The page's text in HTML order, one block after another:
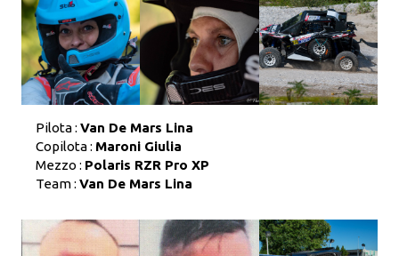
Pilota : Van De Mars Lina
Copilota : Maroni Giulia
Mezzo : Polaris RZR Pro XP
Team : Van De Mars Lina